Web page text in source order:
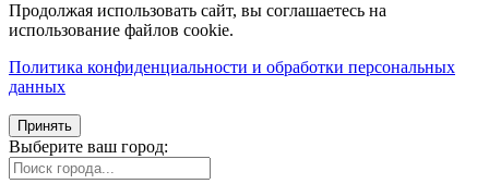
Продолжая использовать сайт, вы соглашаетесь на
использование файлов cookie.
Политика конфиденциальности и обработки персональных
данных
Принять
Выберите ваш город: